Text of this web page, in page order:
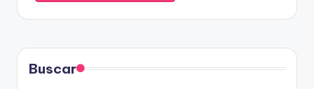
Buscar